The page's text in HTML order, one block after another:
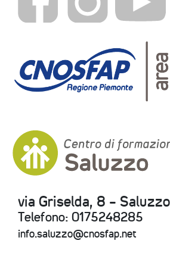
via Griselda, 8 -
Telefono: 0175248285
info.saluzzo@cnosfap.net